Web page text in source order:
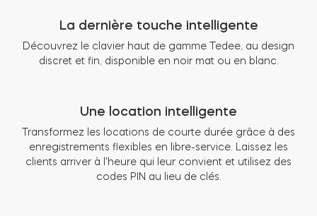
La dernière touche intelligente
Découvrez le clavier haut de gamme Tedee, au design
discret et fin, disponible en noir mat ou en blanc.
Une location intelligente
Transformez les locations de courte durée grâce à des
enregistrements flexibles en libre-service. Laissez les
clients arriver à l'heure qui leur convient et utilisez des
codes PIN au lieu de clés.